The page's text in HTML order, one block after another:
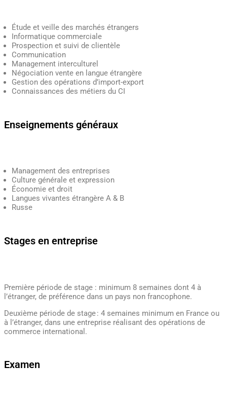
Étude et veille des marchés étrangers
Informatique commerciale
Prospection et suivi de clientèle
Communication
Management interculturel
Négociation vente en langue étrangère
Gestion des opérations d’import-export
Connaissances des métiers du CI
Enseignements généraux
Management des entreprises
Culture générale et expression
Économie et droit
Langues vivantes étrangère A & B
Russe
Stages en entreprise
Première période de stage : minimum 8 semaines dont 4 à
l’étranger, de préférence dans un pays non francophone.
Deuxième période de stage : 4 semaines minimum en France ou
à l’étranger, dans une entreprise réalisant des opérations de
commerce international.
Examen